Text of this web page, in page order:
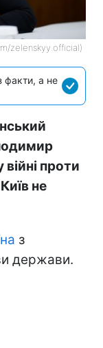
zelenskyy.official)
факти, а не
проти
не
з
держави.